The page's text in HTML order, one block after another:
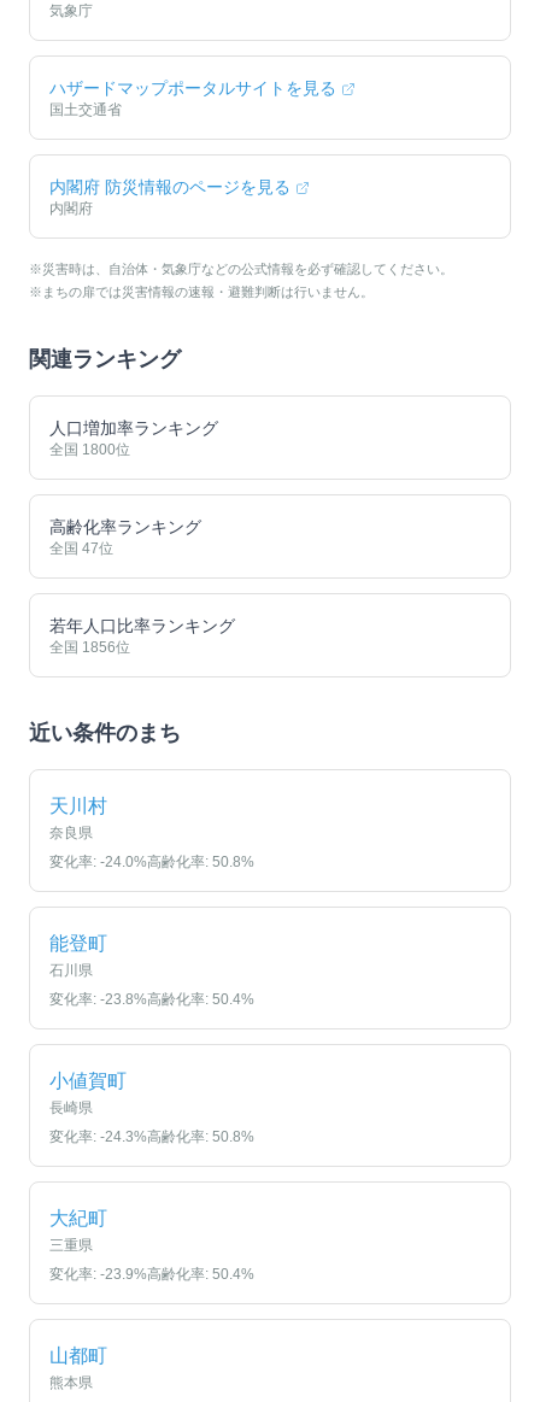
気象庁
ハザードマップポータルサイトを見る
国土交通省
内閣府 防災情報のページを見る
内閣府
※災害時は、自治体・気象庁などの公式情報を必ず確認してください。
※まちの扉では災害情報の速報・避難判断は行いません。
関連ランキング
人口増加率ランキング
全国 1800位
高齢化率ランキング
全国 47位
若年人口比率ランキング
全国 1856位
近い条件のまち
天川村
奈良県
変化率: -24.0%高齢化率: 50.8%
能登町
石川県
変化率: -23.8%高齢化率: 50.4%
小値賀町
長崎県
変化率: -24.3%高齢化率: 50.8%
大紀町
三重県
変化率: -23.9%高齢化率: 50.4%
山都町
熊本県